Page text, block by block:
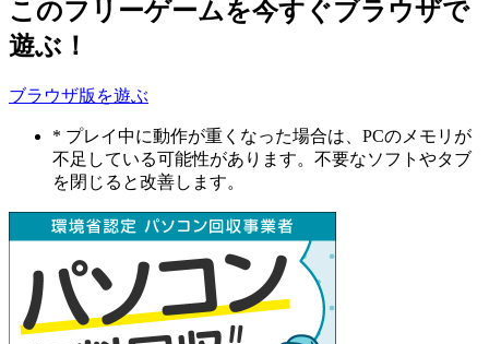
このフリーゲームを今すぐブラウザで
遊ぶ！
ブラウザ版を遊ぶ
* プレイ中に動作が重くなった場合は、PCのメモリが
不足している可能性があります。不要なソフトやタブ
を閉じると改善します。